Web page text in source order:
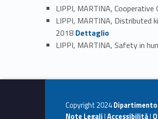
LIPPI, MARTINA,
LIPPI, MARTINA, Distributed
2018 Link identifier #identifier_person_153005-50
Dettaglio
LIPPI, MARTINA, Safety in
Copyright 2024
Note Legali|Accessibilità|